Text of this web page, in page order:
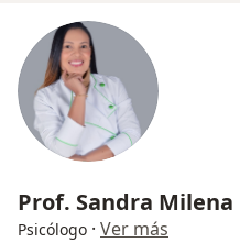
Prof. Sandra
Psicólogo · Ver más